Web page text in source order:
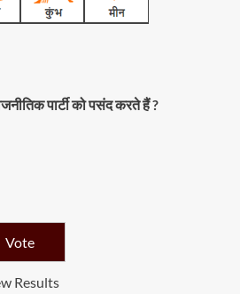
पार्टी को पसंद करते हैं ?
Results